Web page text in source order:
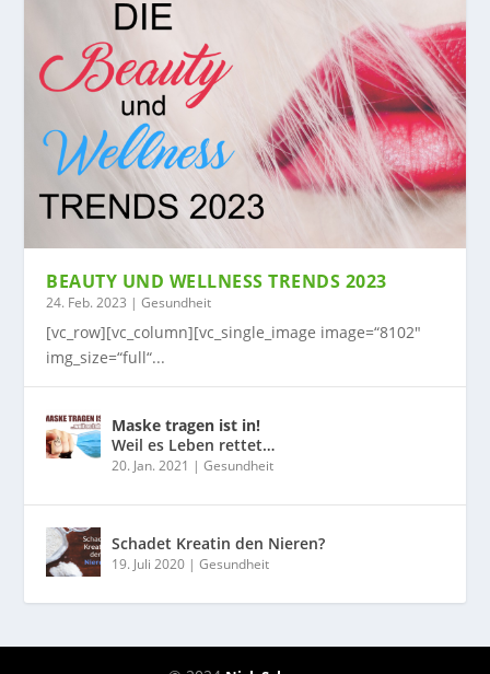
BEAUTY UND WELLNESS TRENDS 2023
24. Feb. 2023 |Gesundheit
[vc_row][vc_column][vc_single_image image=“8102″
img_size=“full“...
Maske tragen ist in!
Weil es Leben rettet…
20. Jan. 2021 |Gesundheit
Schadet Kreatin den Nieren?
19. Juli 2020 |Gesundheit